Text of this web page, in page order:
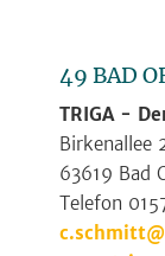
49 BAD
TRIGA -
Birkenallee
63619 Bad
Telefon